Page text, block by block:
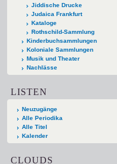
Jiddische Drucke
Judaica Frankfurt
Kataloge
Rothschild-Sammlung
Kinderbuchsammlungen
Koloniale Sammlungen
Musik und Theater
Nachlässe
LISTEN
Neuzugänge
Alle Periodika
Alle Titel
Kalender
CLOUDS